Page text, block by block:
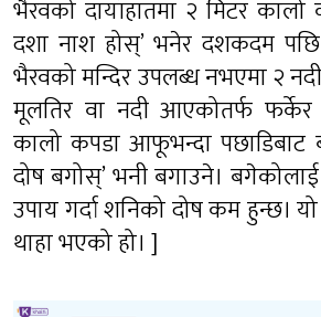
भैरवको दायाँहातमा २ मिटर कालो
दशा नाश होस्’ भनेर दशकदम पछि
भैरवको मन्दिर उपलब्ध नभएमा २
मूलतिर वा नदी आएकोतर्फ फर्केर
कालो कपडा आफूभन्दा पछाडिबाट
दोष बगोस्’ भनी बगाउने।
उपाय गर्दा शनिको दोष कम हुन्छ।
थाहा भएको हो। ]